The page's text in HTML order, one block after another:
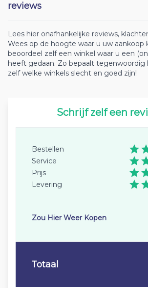
reviews
Lees hier onafhankelijke reviews,
Wees op de hoogte waar u uw aankoop
beoordeel zelf een winkel waar u een
heeft gedaan. Zo bepaalt tegenwoordig
zelf welke winkels slecht en goed zijn!
Schrijf zelf een
Bestellen
Service
Prijs
Levering
Zou Hier Weer Kopen
Totaal